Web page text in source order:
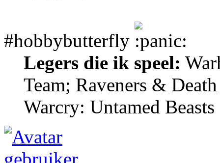
#hobbybutterfly
Legers die ik speel:
Team; Raveners &
Warcry: Untamed Beasts